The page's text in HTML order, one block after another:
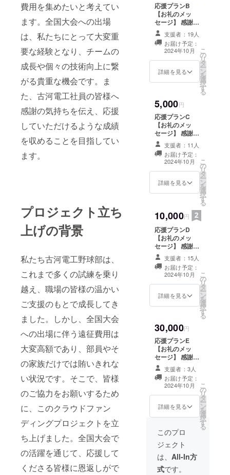
費用を集めたいと考えてい
ます。全国大会への出場
は、私たちにとって大変重
要な経験となり、チームの
成長や個々の技術向上に繋
がる貴重な機会です。ま
た、古河電工社員の皆様へ
感謝の気持ちを伝え、応援
していただけるような成績
を収めることを目指してい
ます。
プロジェクト立ち
上げの背景
私たち古河電工野球部は、
これまで多くの試練を乗り
越え、職場の皆様の温かい
ご支援のもとで成長してき
ました。しかし、全国大会
への出場に伴う遠征費用は
大変高額であり、部員やそ
の家族だけでは賄いきれな
い状況です。そこで、皆様
のご協力をお願いするため
に、このクラウドファン
ディングプロジェクトを立
ち上げました。全国大会で
の活躍を通じて、応援して
くださる皆様に恩返しがで
応援プランB
【お礼のメッ
セージ】 感謝の
気持ちを込め
て、お礼のメッ
セージをお送り
します。 1,000
円/ 3,000
円/5,000
円/30,000円のリ
容になります。
支援者：19人
お届け予定：
2024年10月
詳細を見る
こ
の
リ
タ
ー
ン
を
選
択
す
る
5,000円
応援プランC
【お礼のメッ
セージ】 感謝の
気持ちを込め
て、お礼のメッ
セージをお送り
します。 1,000
円/ 3,000
円/5,000
円/30,000円のリ
容になります。
支援者：11人
お届け予定：
2024年10月
詳細を見る
こ
の
リ
タ
ー
ン
を
選
択
す
る
10,000円
応援プランD
【お礼のメッ
セージ】 感謝の
気持ちを込め
て、お礼のメッ
セージをお送り
します。 1,000
円/ 3,000
円/5,000
円/30,000円のリ
容になります。
支援者：15人
お届け予定：
2024年10月
詳細を見る
こ
の
リ
タ
ー
ン
を
選
択
す
る
30,000円
応援プランE
【お礼のメッ
セージ】 感謝の
気持ちを込め
て、お礼のメッ
セージをお送り
します。 1,000
円/ 3,000
円/5,000
円/30,000円のリ
ターンは同じ内
支援者：3人
お届け予定：
2024年10月
詳細を見る
こ
の
リ
タ
ー
ン
を
選
択
す
る
このプロ
ジェクト
は、 All-In方
式です。